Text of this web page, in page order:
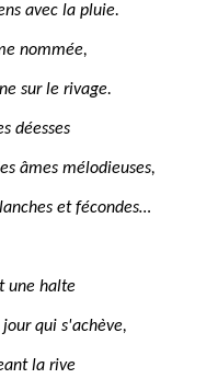
avec la pluie.
nommée,
sur le rivage.
déesses
âmes mélodieuses,
et fécondes…
une halte
qui s'achève,
la rive